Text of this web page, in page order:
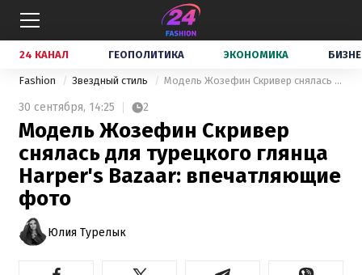
24 КАНАЛ ГЕОПОЛИТИКА ЭКОНОМИКА
Fashion Звездный стиль Модель Жозефин Скривер снялась для турецкого глянца Harper's Bazaar: впечатляющие фото
30 сентября, 14:25 2
Модель Жозефин Скривер
снялась для турецкого глянца
Harper's Bazaar: впечатляющие
фото
Юлия Турелык